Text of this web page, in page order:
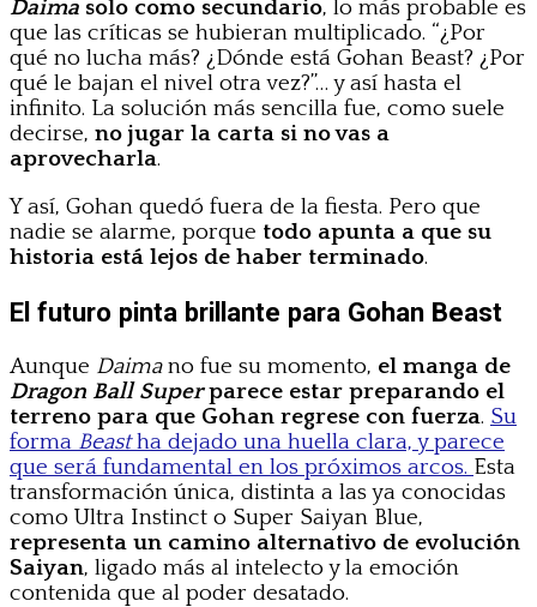
Daima solo como secundario, lo más probable es
que las críticas se hubieran multiplicado. “¿Por
qué no lucha más? ¿Dónde está Gohan Beast? ¿Por
qué le bajan el nivel otra vez?”… y así hasta el
infinito. La solución más sencilla fue, como suele
decirse, no jugar la carta si no vas a
aprovecharla.
Y así, Gohan quedó fuera de la fiesta. Pero que
nadie se alarme, porque todo apunta a que su
historia está lejos de haber terminado.
El futuro pinta brillante para Gohan Beast
Aunque Daimano fue su momento, el manga de
Dragon Ball Superparece estar preparando el
terreno para que Gohan regrese con fuerza. Su
forma Beastha dejado una huella clara, y parece
que será fundamental en los próximos arcos. Esta
transformación única, distinta a las ya conocidas
como Ultra Instinct o Super Saiyan Blue,
representa un camino alternativo de evolución
Saiyan, ligado más al intelecto y la emoción
contenida que al poder desatado.